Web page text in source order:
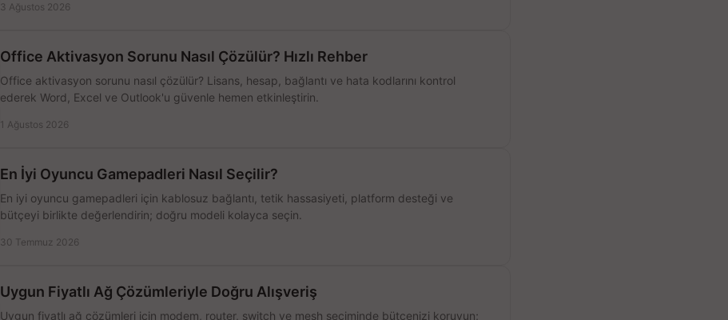
3 Ağustos 2026
Office Aktivasyon Sorunu Nasıl Çözülür? Hızlı Rehber
Office aktivasyon sorunu nasıl çözülür? Lisans, hesap, bağlantı ve hata kodlarını kontrol
ederek Word, Excel ve Outlook'u güvenle hemen etkinleştirin.
1 Ağustos 2026
En İyi Oyuncu Gamepadleri Nasıl Seçilir?
En iyi oyuncu gamepadleri için kablosuz bağlantı, tetik hassasiyeti, platform desteği ve
bütçeyi birlikte değerlendirin; doğru modeli kolayca seçin.
30 Temmuz 2026
Uygun Fiyatlı Ağ Çözümleriyle Doğru Alışveriş
Uygun fiyatlı ağ çözümleri için modem, router, switch ve mesh seçiminde bütçenizi koruyun;